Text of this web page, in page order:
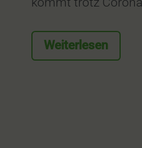
Weiterlesen